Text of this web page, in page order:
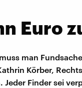
Euro
man
Körber,
Jeder Finder sei